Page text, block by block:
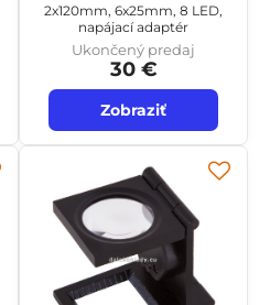
2x120mm, 6x25mm, 8 LED,
napájací adaptér
Ukončený predaj
30 €
Zobraziť